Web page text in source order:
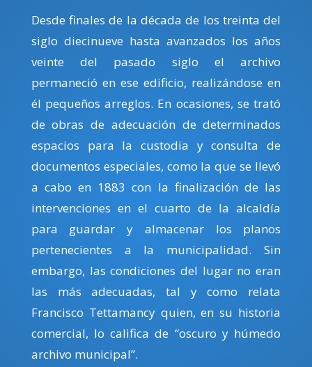
Desde finales de la década de los treinta del
siglo diecinueve hasta avanzados los años
veinte del pasado siglo el archivo
permaneció en ese edificio, realizándose en
él pequeños arreglos. En ocasiones, se trató
de obras de adecuación de determinados
espacios para la custodia y consulta de
documentos especiales, como la que se llevó
a cabo en 1883 con la finalización de las
intervenciones en el cuarto de la alcaldía
para guardar y almacenar los planos
pertenecientes a la municipalidad. Sin
embargo, las condiciones del lugar no eran
las más adecuadas, tal y como relata
Francisco Tettamancy quien, en su historia
comercial, lo califica de “oscuro y húmedo
archivo municipal”.